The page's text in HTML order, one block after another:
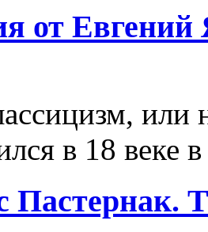
от Евгений
или
в 18 веке
Пастернак.